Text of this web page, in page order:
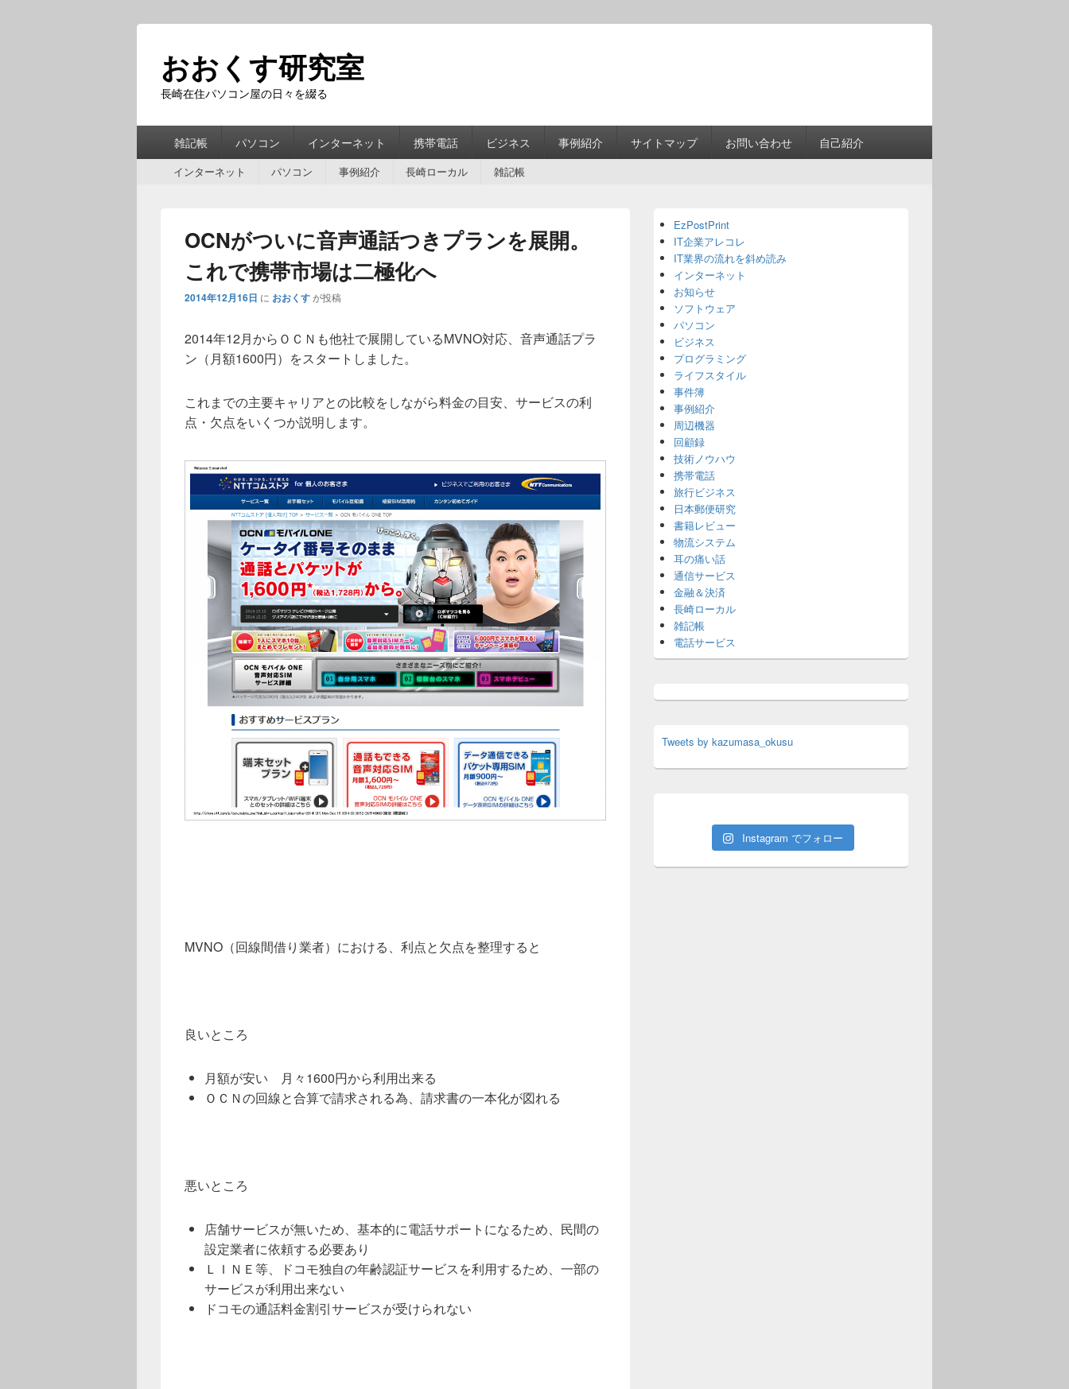
おおくす研究室
長崎在住パソコン屋の日々を綴る
雑記帳 パソコン インターネット 携帯電話 ビジネス 事例紹介 サイトマップ お問い合わせ 自己紹介
インターネット パソコン 事例紹介 長崎ローカル 雑記帳
OCNがついに音声通話つきプランを展開。
これで携帯市場は二極化へ
2014年12月16日 に おおくすが投稿
2014年12月からＯＣＮも他社で展開しているMVNO対応、音声通話プラ
ン（月額1600円）をスタートしました。
これまでの主要キャリアとの比較をしながら料金の目安、サービスの利
点・欠点をいくつか説明します。
MVNO（回線間借り業者）における、利点と欠点を整理すると
良いところ
月額が安い 月々1600円から利用出来る
ＯＣＮの回線と合算で請求される為、請求書の一本化が図れる
悪いところ
店舗サービスが無いため、基本的に電話サポートになるため、民間の
設定業者に依頼する必要あり
ＬＩＮＥ等、ドコモ独自の年齢認証サービスを利用するため、一部の
サービスが利用出来ない
ドコモの通話料金割引サービスが受けられない
Sidebar
Widget
Area
EzPostPrint
IT企業アレコレ
IT業界の流れを斜め読み
インターネット
お知らせ
ソフトウェア
パソコン
ビジネス
プログラミング
ライフスタイル
事件簿
事例紹介
周辺機器
回顧録
技術ノウハウ
携帯電話
旅行ビジネス
日本郵便研究
書籍レビュー
物流システム
耳の痛い話
通信サービス
金融＆決済
長崎ローカル
雑記帳
電話サービス
Tweets by kazumasa_okusu
Instagram でフォロー